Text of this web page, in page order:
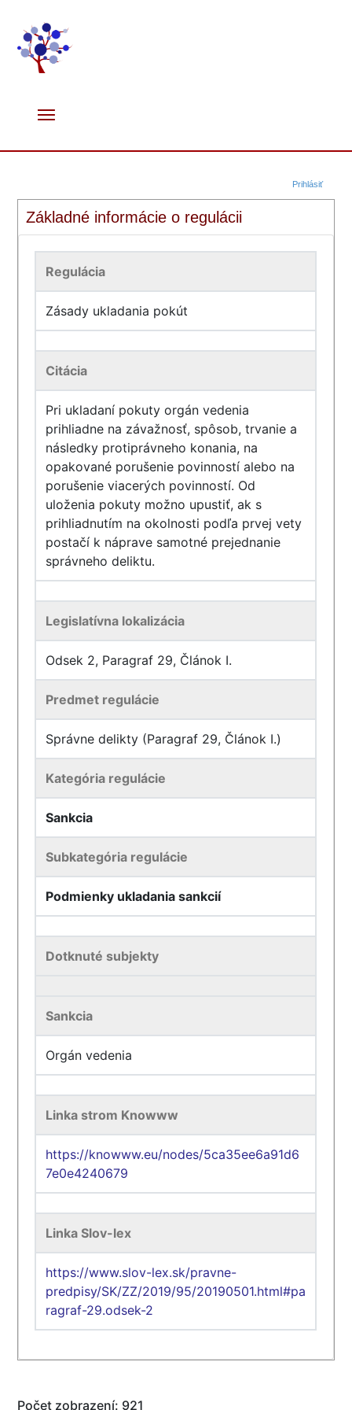
Prihlásiť
Základné informácie o regulácii
Regulácia
Zásady ukladania pokút
Citácia
Pri ukladaní pokuty orgán vedenia
prihliadne na závažnosť, spôsob, trvanie a
následky protiprávneho konania, na
opakované porušenie povinností alebo na
porušenie viacerých povinností. Od
uloženia pokuty možno upustiť, ak s
prihliadnutím na okolnosti podľa prvej vety
postačí k náprave samotné prejednanie
správneho deliktu.
Legislatívna lokalizácia
Odsek 2, Paragraf 29, Článok I.
Predmet regulácie
Správne delikty (Paragraf 29, Článok I.)
Kategória regulácie
Sankcia
Subkategória regulácie
Podmienky ukladania sankcií
Dotknuté subjekty
Sankcia
Orgán vedenia
Linka strom Knowww
https://knowww.eu/nodes/5ca35ee6a91d6
7e0e4240679
Linka Slov-lex
https://www.slov-lex.sk/pravne-
predpisy/SK/ZZ/2019/95/20190501.html#pa
ragraf-29.odsek-2
Počet zobrazení: 921